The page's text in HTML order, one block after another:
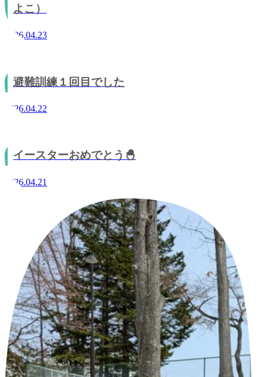
よこ）
2026.04.23
避難訓練１回目でした
2026.04.22
イースターおめでとう🐣
2026.04.21